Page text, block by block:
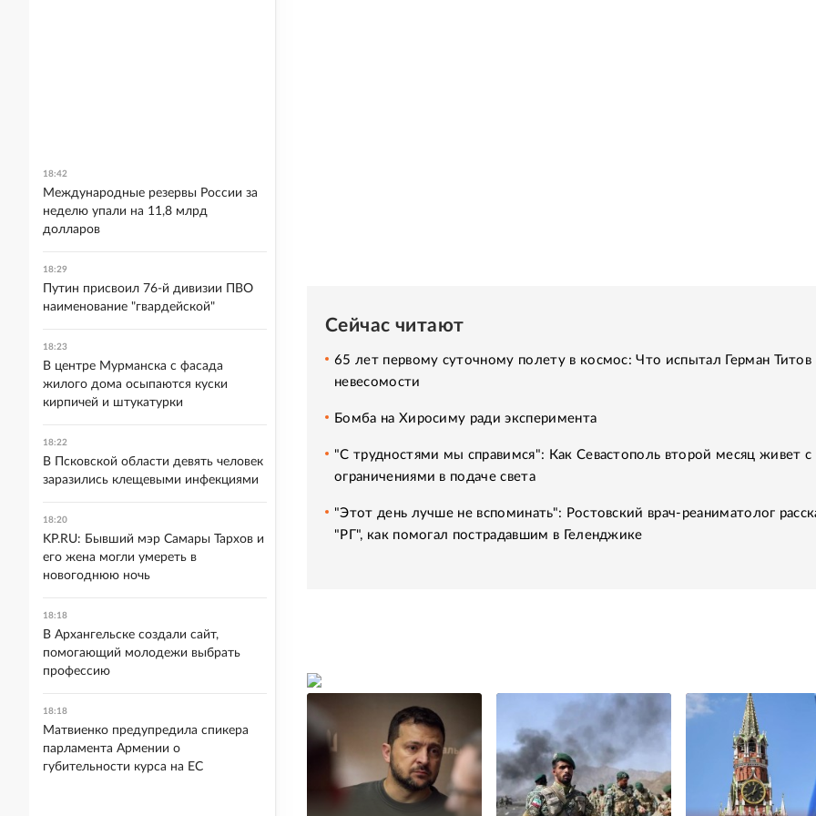
Сейчас читают
65 лет первому суточному полету в космос: Что испытал Герман Титов
невесомости
Бомба на Хиросиму ради эксперимента
"С трудностями мы справимся": Как Севастополь второй месяц живет с
ограничениями в подаче света
"Этот день лучше не вспоминать": Ростовский врач-реаниматолог
"РГ", как помогал пострадавшим в Геленджике
18:42
Международные резервы России за
неделю упали на 11,8 млрд
долларов
18:29
Путин присвоил 76-й дивизии ПВО
наименование "гвардейской"
18:23
В центре Мурманска с фасада
жилого дома осыпаются куски
кирпичей и штукатурки
18:22
В Псковской области девять человек
заразились клещевыми инфекциями
18:20
KP.RU: Бывший мэр Самары Тархов и
его жена могли умереть в
новогоднюю ночь
18:18
В Архангельске создали сайт,
помогающий молодежи выбрать
профессию
18:18
Матвиенко предупредила спикера
парламента Армении о
губительности курса на ЕС